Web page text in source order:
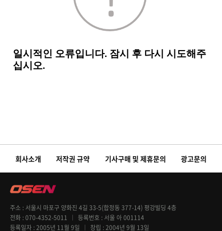
회사소개 저작권 규약 기사구매 및 제휴문의 광고문의
주소
서울시 마포구 양화진 4길 33-5(합정동 377-14) 평강빌딩 4층
전화 070-4352-5011 등록번호
서울 아 001114
등록일자 2005년 11월 9일 창립 2004년 9월 13일